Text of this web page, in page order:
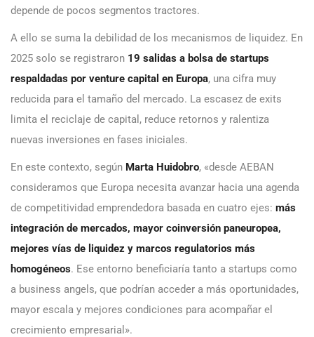
depende de pocos segmentos tractores.
A ello se suma la debilidad de los mecanismos de liquidez. En
2025 solo se registraron 19 salidas a bolsa de startups
respaldadas por venture capital en Europa, una cifra muy
reducida para el tamaño del mercado. La escasez de exits
limita el reciclaje de capital, reduce retornos y ralentiza
nuevas inversiones en fases iniciales.
En este contexto, según Marta Huidobro, «desde AEBAN
consideramos que Europa necesita avanzar hacia una agenda
de competitividad emprendedora basada en cuatro ejes: más
integración de mercados, mayor coinversión paneuropea,
mejores vías de liquidez y marcos regulatorios más
homogéneos. Ese entorno beneficiaría tanto a startups como
a business angels, que podrían acceder a más oportunidades,
mayor escala y mejores condiciones para acompañar el
crecimiento empresarial».